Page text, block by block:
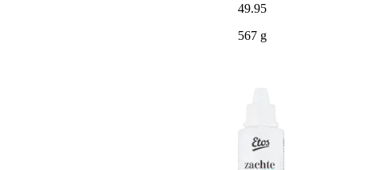
49.95
567 g